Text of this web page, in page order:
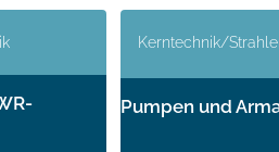
Kerntechnik/
Pumpen und